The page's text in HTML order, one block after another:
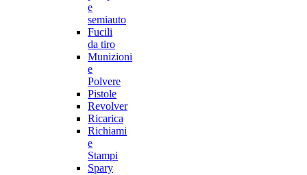
e
semiauto
Fucili
da tiro
Munizioni
e
Polvere
Pistole
Revolver
Ricarica
Richiami
e
Stampi
Spary